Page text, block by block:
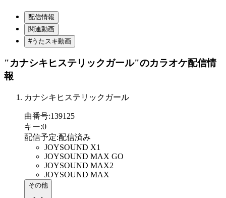
配信情報
関連動画
#うたスキ動画
"カナシキヒステリックガール"のカラオケ配信情
報
カナシキヒステリックガール
曲番号:139125
キー:0
配信予定:配信済み
JOYSOUND X1
JOYSOUND MAX GO
JOYSOUND MAX2
JOYSOUND MAX
その他